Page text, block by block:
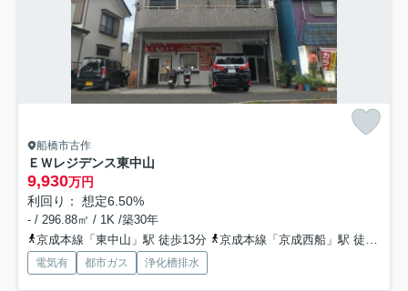
船橋市古作
ＥＷレジデンス東中山
9,930万円
利回り： 想定6.50%
- / 296.88㎡ / 1K /築30年
京成本線「東中山」駅 徒歩13分
京成本線「京成西船」駅 徒歩14分
電気有 都市ガス 浄化槽排水